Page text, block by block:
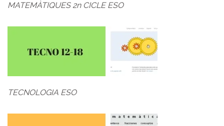
MATEMÀTIQUES 2n CICLE ESO
TECNOLOGIA ESO